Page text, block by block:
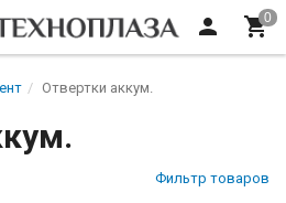
Отвертки аккум.
Фильтр товаров